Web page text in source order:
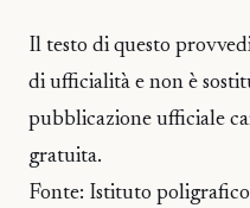
Il testo di questo
di ufficialità e non è
pubblicazione ufficiale
gratuita.
Fonte: Istituto